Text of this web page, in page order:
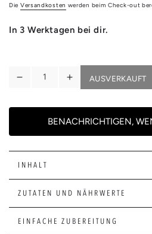
Die Versandkosten werden beim Check-out
In 3 Werktagen bei dir.
Verringere
Menge
|
300ML
GLASFLASCHE
Erhöhe
Menge
für
300ML
GLASFLASCHE
AUSVERKAUFT
BENACHRICHTIGEN,
INHALT
ZUTATEN UND NÄHRWERTE
EINFACHE ZUBEREITUNG